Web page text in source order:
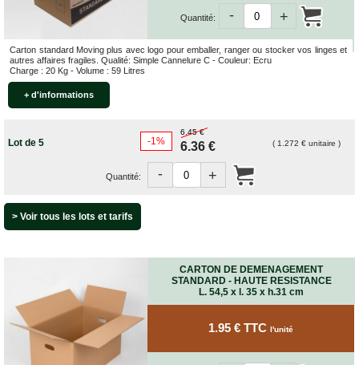
CARTONS
D'EXPÉDITION
FOURNITURES
PROTECTIONS
Bulles
Kraft
Pochettes
bulles
Housses
Carton standard Moving plus avec logo pour emballer, ranger ou stocker vos linges et
autres affaires fragiles. Qualité: Simple Cannelure C - Couleur: Ecru
Charge : 20 Kg - Volume : 59 Litres
+ d'informations
Quantité: +
-
Lot de 5 -1%
6.45 €
6.36 € ( 1.272 € unitaire )
Quantité: +
-
> Voir tous les lots et tarifs
CARTON DE DEMENAGEMENT
STANDARD - HAUTE RESISTANCE
L. 54,5 x l. 35 x h.31 cm
1.95 € TTC l'unité